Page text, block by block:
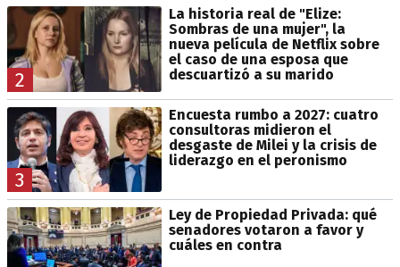
2
La historia real de "Elize:
Sombras de una mujer", la
nueva película de Netflix sobre
el caso de una esposa que
descuartizó a su marido
3
Encuesta rumbo a 2027: cuatro
consultoras midieron el
desgaste de Milei y la crisis de
liderazgo en el peronismo
Ley de Propiedad Privada: qué
senadores votaron a favor y
cuáles en contra